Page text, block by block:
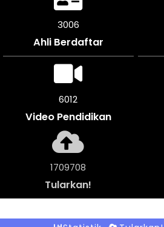
3315
Ahli Berdaftar
6624
Video Pendidikan
1885632
Tularkan!